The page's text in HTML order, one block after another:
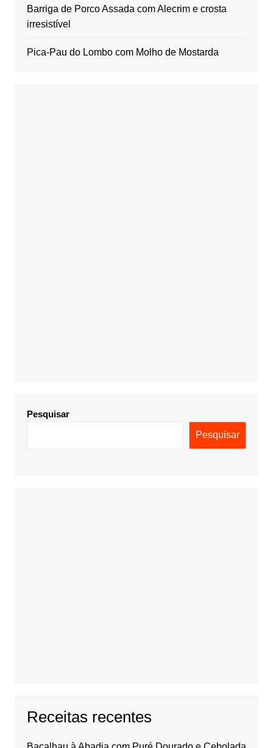
Barriga de Porco Assada com Alecrim e crosta
irresistível
Pica-Pau do Lombo com Molho de Mostarda
Pesquisar
Pesquisar
Receitas recentes